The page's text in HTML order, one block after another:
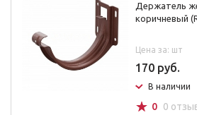
Держатель
коричневый
Цена за: шт
170 руб.
В наличии
☆ 0 0